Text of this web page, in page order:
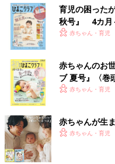
育児の困った
秋号』 4カ月
いっぱい！
赤ちゃん・育児
赤ちゃんのお
ブ 夏号』〈巻
く！ おっぱい
赤ちゃん・育児
赤ちゃんが生
赤ちゃん・育児